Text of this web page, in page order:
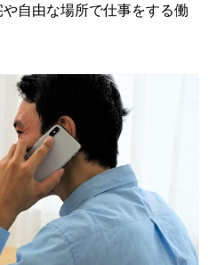
自由な場所で仕事をする働